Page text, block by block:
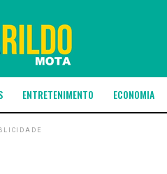
ENTRETENIMENTO ECONOMIA